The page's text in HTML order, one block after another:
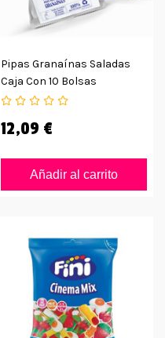
Pipas Granaínas Saladas
Caja Con 10 Bolsas
12,09 €
Añadir al carrito